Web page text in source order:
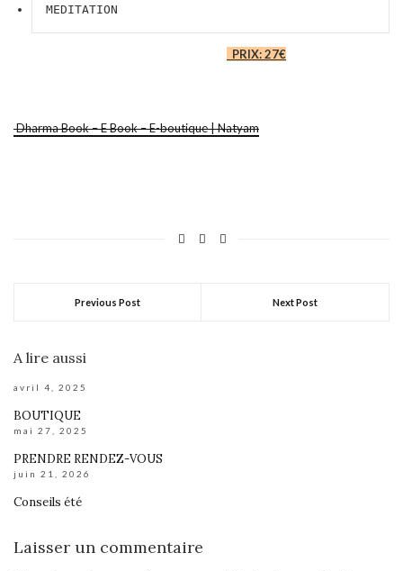
MEDITATION
PRIX: 27€
Dharma Book – E Book – E-boutique | Natyam
Previous Post Next Post
A lire aussi
avril 4, 2025
BOUTIQUE
mai 27, 2025
PRENDRE RENDEZ-VOUS
juin 21, 2026
Conseils été
Laisser un commentaire